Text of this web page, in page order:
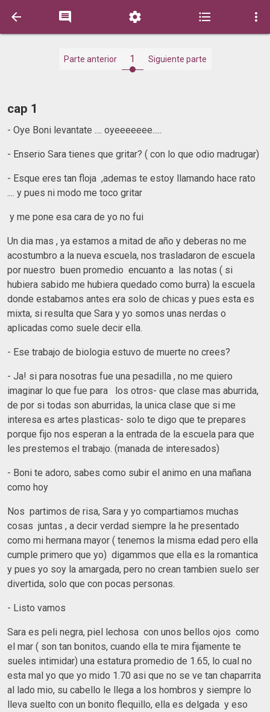
    
Parte anterior 1 Siguiente parte
cap 1
- Oye Boni levantate .... oyeeeeeee.....
- Enserio Sara tienes que gritar? ( con lo que odio madrugar)
- Esque eres tan floja ,ademas te estoy llamando hace rato
.... y pues ni modo me toco gritar
y me pone esa cara de yo no fui
Un dia mas , ya estamos a mitad de año y deberas no me
acostumbro a la nueva escuela, nos trasladaron de escuela
por nuestro buen promedio encuanto a las notas ( si
hubiera sabido me hubiera quedado como burra) la escuela
donde estabamos antes era solo de chicas y pues esta es
mixta, si resulta que Sara y yo somos unas nerdas o
aplicadas como suele decir ella.
- Ese trabajo de biologia estuvo de muerte no crees?
- Ja! si para nosotras fue una pesadilla , no me quiero
imaginar lo que fue para los otros- que clase mas aburrida,
de por si todas son aburridas, la unica clase que si me
interesa es artes plasticas- solo te digo que te prepares
porque fijo nos esperan a la entrada de la escuela para que
les prestemos el trabajo. (manada de interesados)
- Boni te adoro, sabes como subir el animo en una mañana
como hoy
Nos partimos de risa, Sara y yo compartiamos muchas
cosas juntas , a decir verdad siempre la he presentado
como mi hermana mayor ( tenemos la misma edad pero ella
cumple primero que yo) digammos que ella es la romantica
y pues yo soy la amargada, pero no crean tambien suelo ser
divertida, solo que con pocas personas.
- Listo vamos
Sara es peli negra, piel lechosa con unos bellos ojos como
el mar ( son tan bonitos, cuando ella te mira fijamente te
sueles intimidar) una estatura promedio de 1.65, lo cual no
esta mal yo que yo mido 1.70 asi que no se ve tan chaparrita
al lado mio, su cabello le llega a los hombros y siempre lo
lleva suelto con un bonito flequillo, ella es delgada y eso